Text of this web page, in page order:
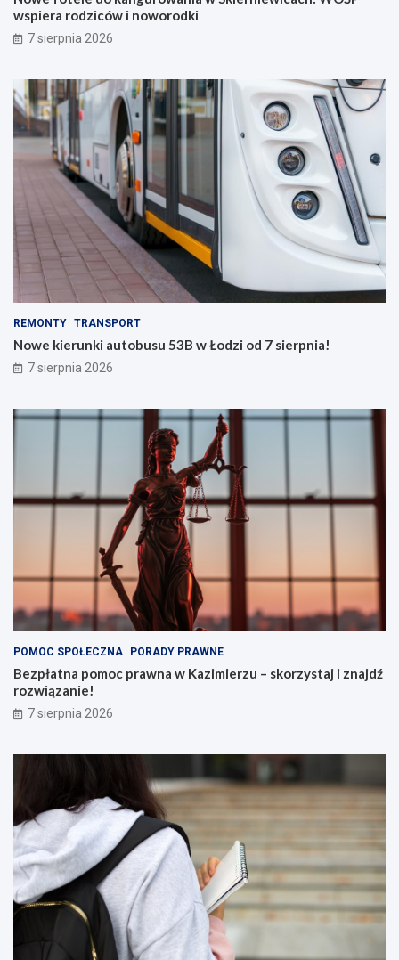
wspiera rodziców i noworodki
7 sierpnia 2026
REMONTY TRANSPORT
Nowe kierunki autobusu 53B w Łodzi od 7 sierpnia!
7 sierpnia 2026
POMOC SPOŁECZNA PORADY PRAWNE
Bezpłatna pomoc prawna w Kazimierzu – skorzystaj i znajdź
rozwiązanie!
7 sierpnia 2026